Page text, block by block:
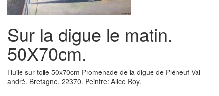
Sur la digue le matin.
50X70cm.
Huile sur toile 50x70cm Promenade de la digue de Pléneuf Val-
andré. Bretagne, 22370. Peintre: Alice Roy.